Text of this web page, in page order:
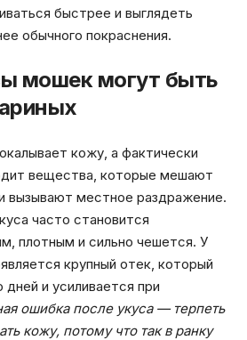
быстрее и выглядеть
обычного покраснения.
мошек могут быть
кожу, а фактически
вещества, которые мешают
вызывают местное раздражение.
часто становится
плотным и сильно чешется. У
крупный отек, который
и усиливается при
ошибка после укуса — терпеть
кожу, потому что так в ранку